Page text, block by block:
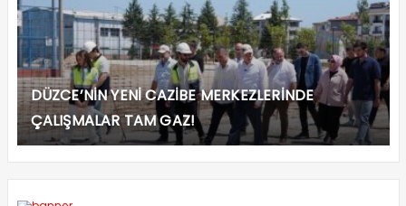
DÜZCE’NİN YENİ CAZİBE MERKEZLERİNDE
ÇALIŞMALAR TAM GAZ!